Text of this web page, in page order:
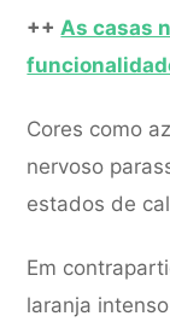
++As casas
Cores como
nervoso
estados de
Em
laranja